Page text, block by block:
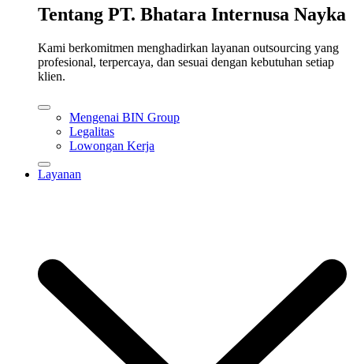
Tentang PT. Bhatara Internusa Nayka
Kami berkomitmen menghadirkan layanan outsourcing yang
profesional, terpercaya, dan sesuai dengan kebutuhan setiap
klien.
Mengenai BIN Group
Legalitas
Lowongan Kerja
Layanan